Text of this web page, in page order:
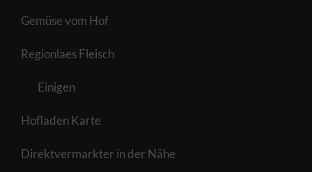
Gemüse vom Hof
Regionlaes Fleisch
Einigen
Hofladen Karte
Direktvermarkter in der Nähe